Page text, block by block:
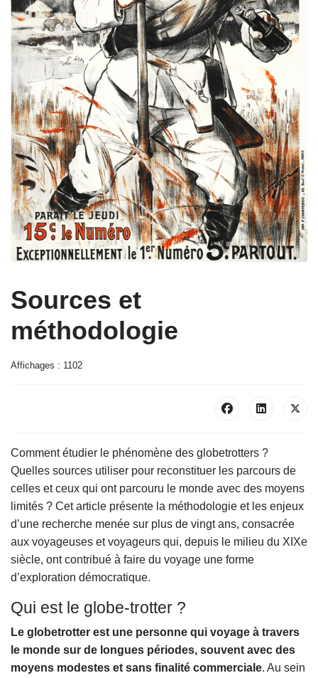
Sources et
méthodologie
Affichages : 1102
Comment étudier le phénomène des globetrotters ?
Quelles sources utiliser pour reconstituer les parcours de
celles et ceux qui ont parcouru le monde avec des moyens
limités ? Cet article présente la méthodologie et les enjeux
d’une recherche menée sur plus de vingt ans, consacrée
aux voyageuses et voyageurs qui, depuis le milieu du XIXe
siècle, ont contribué à faire du voyage une forme
d’exploration démocratique.
Qui est le globe-trotter ?
Le globetrotter est une personne qui voyage à travers
le monde sur de longues périodes, souvent avec des
moyens modestes et sans finalité commerciale. Au sein